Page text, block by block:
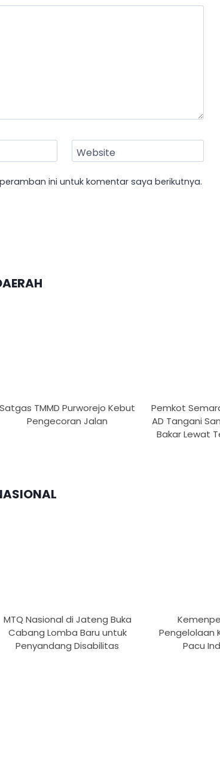
Website
ini untuk komentar saya berikutnya.
Satgas TMMD Purworejo Kebut
Pengecoran Jalan
Pemkot
AD Tangani
Bakar Lewat
MTQ Nasional di Jateng Buka
Cabang Lomba Baru untuk
Penyandang Disabilitas
Pengelolaan
Pacu